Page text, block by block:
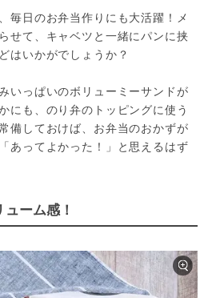
毎日のお弁当作りにも大活躍！メ
せて、キャベツと一緒にパンに挟
はいかがでしょうか？
いっぱいのボリューミーサンドが
にも、のり弁のトッピングに使う
備しておけば、お弁当のおかずが
あってよかった！」と思えるはず
ーム感！